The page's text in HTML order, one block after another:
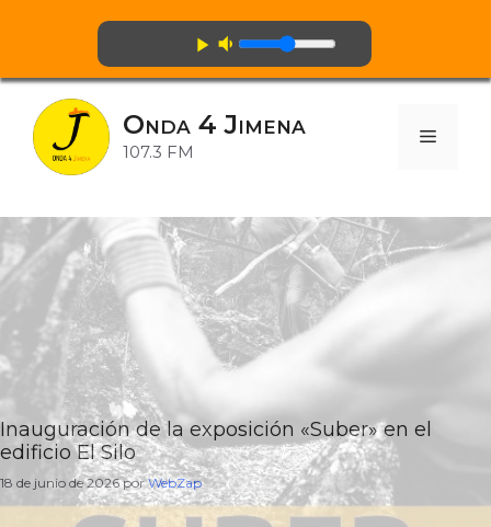
Saltar
contenido
play_arrow volume_down
Onda 4 Jimena
107.3 FM
Menú
Inauguración de la exposición «Suber» en el
edificio El Silo
18 de junio de 2026 porWebZap